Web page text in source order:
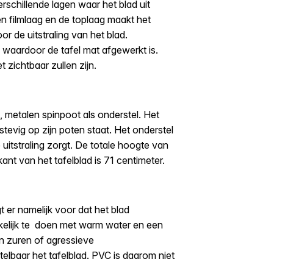
lagen waar het blad uit
filmlaag en de toplaag maakt het
de uitstraling van het blad.
de tafel mat afgewerkt is.
zichtbaar zullen zijn.
spinpoot als onderstel. Het
op zijn poten staat. Het onderstel
zorgt. De totale hoogte van
van het tafelblad is 71 centimeter.
er namelijk voor dat het blad
te doen met warm water en een
zuren of agressieve
het tafelblad. PVC is daarom niet